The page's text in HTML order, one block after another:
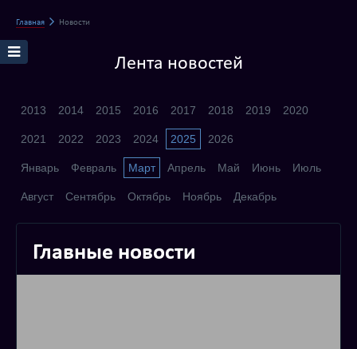
Главная Новости
Лента новостей
2013 2014 2015 2016 2017 2018 2019 2020
2021 2022 2023 2024 2025 2026
Январь Февраль Март Апрель Май Июнь Июль
Август Сентябрь Октябрь Ноябрь Декабрь
Главные новости